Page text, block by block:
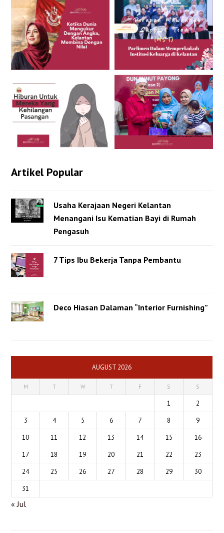
Artikel Popular
Usaha Kerajaan Negeri Kelantan
Menangani Isu Kematian Bayi di Rumah
Pengasuh
7 Tips Ibu Bekerja Tanpa Pembantu
Deco Hiasan Dalaman “Interior Furnishing”
AUGUST 2026
M T W T F S S
1
2
3
4 5 6 7 8
9
10
11 12 13 14 15
16
17
18 19 20 21 22
23
24
25 26 27 28 29
30
31
« Jul